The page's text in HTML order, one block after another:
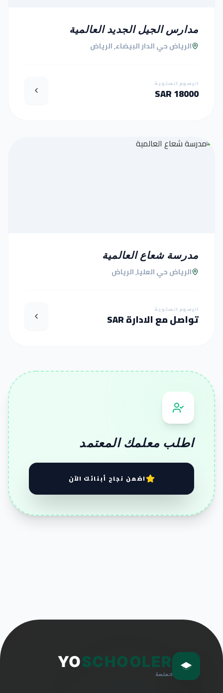
مدارس الجيل الجديد العالمية
الرياض حي الدار البيضاء, الرياض
الرسوم السنوية
18000 SAR
مدرسة شعاع العالمية
الرياض حي العليا, الرياض
الرسوم السنوية
تواصل مع الادارة SAR
اطلب معلمك المعتمد
اضمن نجاح أبنائك الآن
YOSCHOOLER
المنصة